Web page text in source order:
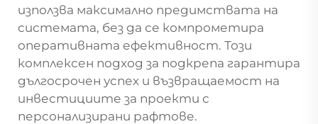
използва максимално предимствата на
системата, без да се компрометира
оперативната ефективност. Този
комплексен подход за подкрепа гарантира
дългосрочен успех и възвращаемост на
инвестициите за проекти с
персонализирани рафтове.